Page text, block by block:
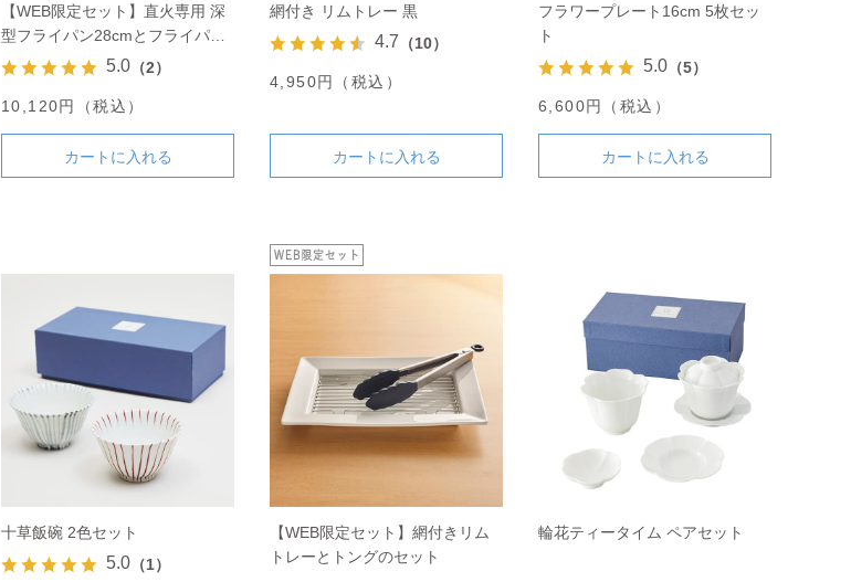
【WEB限定セット】直火専用 深
型フライパン28cmとフライパン
カバーのセット5.0 （2）
10,120円（税込）
カートに入れる
網付き リムトレー 黒
4.7 （10）
4,950円（税込）
カートに入れる
フラワープレート16cm 5枚セッ
ト
5.0 （5）
6,600円（税込）
カートに入れる
十草飯碗 2色セット
5.0 （1）
【WEB限定セット】網付きリム
トレーとトングのセット
輪花ティータイム ペアセット